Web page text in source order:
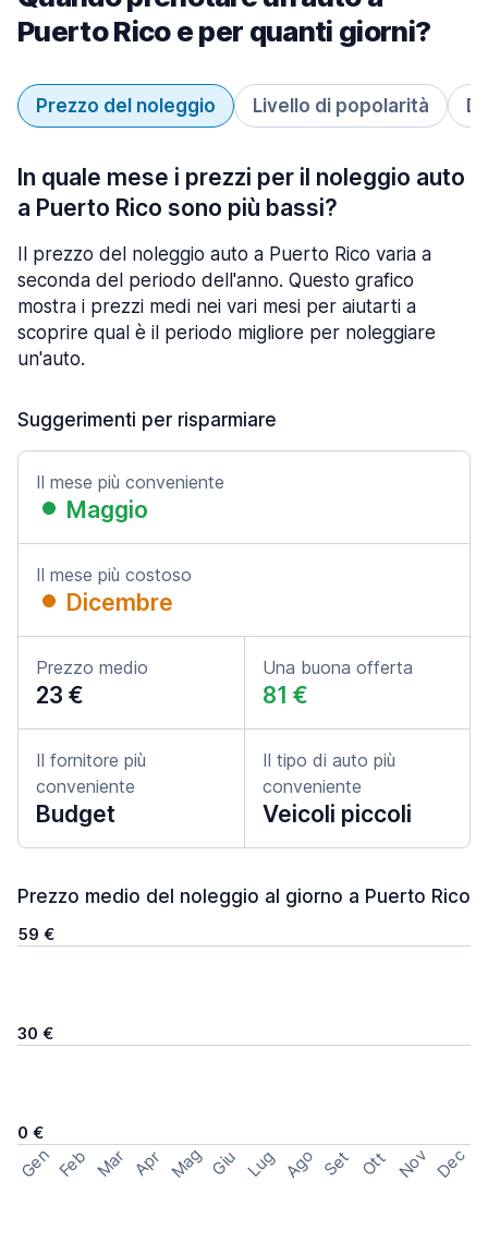
Puerto Rico e per quanti giorni?
Prezzo del noleggio Livello di popolarità
In quale mese i prezzi per il noleggio auto
a Puerto Rico sono più bassi?
Il prezzo del noleggio auto a Puerto Rico varia a
seconda del periodo dell'anno. Questo grafico
mostra i prezzi medi nei vari mesi per aiutarti a
scoprire qual è il periodo migliore per noleggiare
un'auto.
Suggerimenti per risparmiare
Il mese più conveniente
Maggio
Il mese più costoso
Dicembre
Prezzo medio
23 €
Una buona offerta
81 €
Il fornitore più
conveniente
Budget
Il tipo di auto più
conveniente
Veicoli piccoli
Prezzo medio del noleggio al giorno a Puerto Rico
59 €
30 €
0 €
Gen Feb Mar Apr Mag Giu Lug Ago Set Ott Nov Dec